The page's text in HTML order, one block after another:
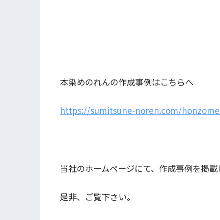
本染めのれんの作成事例はこちらへ
https://sumitsune-noren.com/
当社のホームページにて、作成事例を掲載
是非、ご覧下さい。